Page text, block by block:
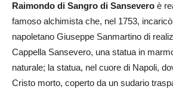
Raimondo di Sangro di Sansevero è
famoso alchimista che, nel 1753,
napoletano Giuseppe Sanmartino di
Cappella Sansevero, una statua in
naturale; la statua, nel cuore di Napoli,
Cristo morto, coperto da un sudario